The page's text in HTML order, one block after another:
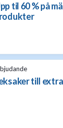
til 60 % på
till